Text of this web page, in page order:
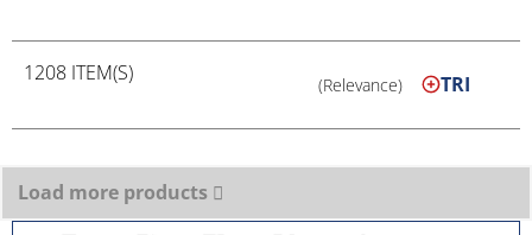
1208 ITEM(S) (Relevance) TRI
Load more products